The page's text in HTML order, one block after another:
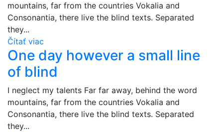
mountains, far from the countries Vokalia and
Consonantia, there live the blind texts. Separated
they...
Čítať viac
One day however a small line
of blind
I neglect my talents Far far away, behind the word
mountains, far from the countries Vokalia and
Consonantia, there live the blind texts. Separated
they...